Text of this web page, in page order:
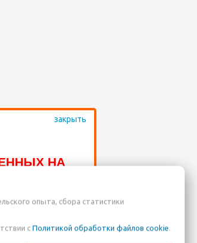
НА
ПРОДАЖЕ
В НАШ
НАШИМ
опыта, сбора статистики
с Политикой обработки файлов cookie.